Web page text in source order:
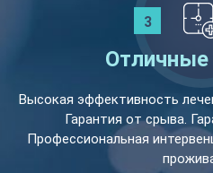
Отличные
Высокая эффективность
Гарантия от срыва.
Профессиональная